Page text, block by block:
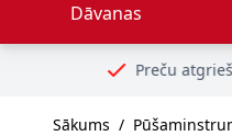
Dāvanas
Preču atgriešana 14 dienas
Sākums /